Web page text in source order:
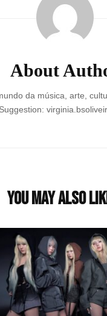
About
da música, arte,
You may also